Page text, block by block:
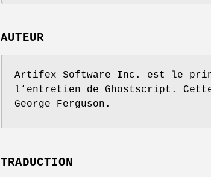
AUTEUR
Artifex Software Inc. est le
l’entretien de Ghostscript.
George Ferguson.
TRADUCTION